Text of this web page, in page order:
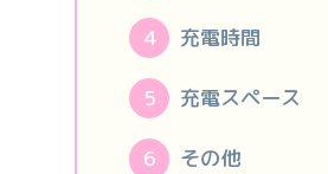
充電時間
充電スペース
その他